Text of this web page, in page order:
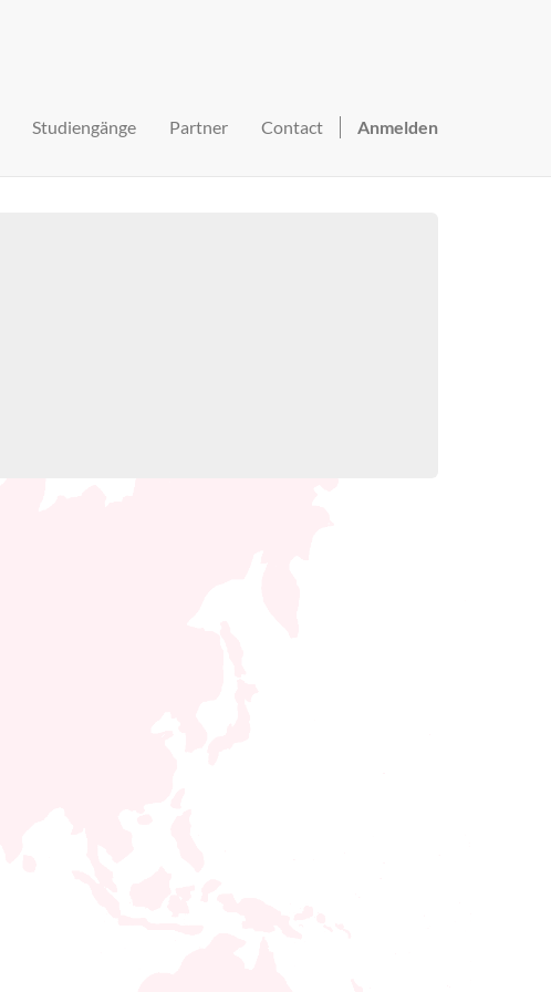
Studiengänge Partner Contact Anmelden